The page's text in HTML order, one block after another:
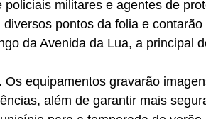
militares e agentes de
pontos da folia e
da Avenida da Lua, a principal
equipamentos gravarão
além de garantir mais